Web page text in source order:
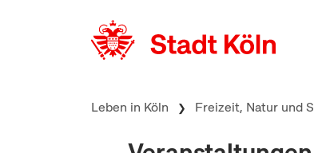
Leben in Köln Freizeit, Natur und